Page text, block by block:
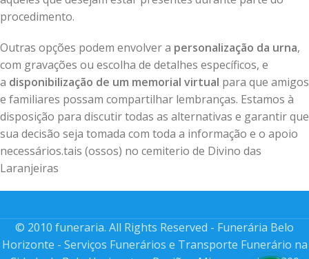
procedimento.
Outras opções podem envolver a personalização da urna,
com gravações ou escolha de detalhes específicos, e
a disponibilização de um memorial virtual para que amigos
e familiares possam compartilhar lembranças. Estamos à
disposição para discutir todas as alternativas e garantir que
sua decisão seja tomada com toda a informação e o apoio
necessários.tais (ossos) no cemiterio de Divino das
Laranjeiras
© 2010 funeraria. All Rights Reserved - Funerária Belo
Horizonte - Serviços Funerários e Transporte Funerário na